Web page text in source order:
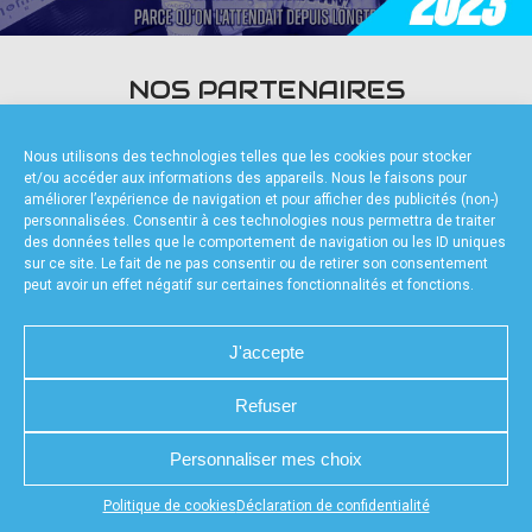
Nous utilisons des technologies telles que les cookies pour stocker
et/ou accéder aux informations des appareils. Nous le faisons pour
améliorer l’expérience de navigation et pour afficher des publicités (non-)
personnalisées. Consentir à ces technologies nous permettra de traiter
des données telles que le comportement de navigation ou les ID uniques
sur ce site. Le fait de ne pas consentir ou de retirer son consentement
peut avoir un effet négatif sur certaines fonctionnalités et fonctions.
J'accepte
Refuser
Personnaliser mes choix
Politique de cookies Déclaration de confidentialité
Appuyez sur le bouton partager en bas de votre
accéder à la billetterie
NOS PARTENAIRES
FOURNISSEURS TECHNIQUES
CHARTE DE CONFIDENTIALITÉ
MENTIONS LÉGALES
RÉALISÉ PAR L’AGENCE WEB A3WEB
POLITIQUE DE COOKIES (UE)
DÉCLARATION DE CONFIDENTIALITÉ (UE)